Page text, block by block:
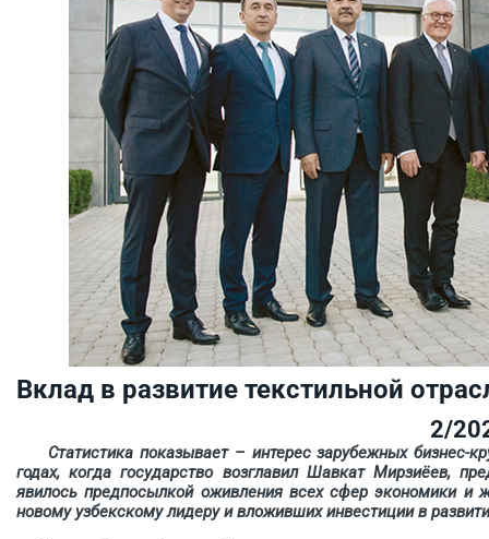
Вклад в развитие текстильной
2/
Статистика показывает – интерес зарубежных бизнес-
годах, когда государство возглавил Шавкат Мирзиёев,
явилось предпосылкой оживления всех сфер экономики и
новому узбекскому лидеру и вложивших инвестиции в